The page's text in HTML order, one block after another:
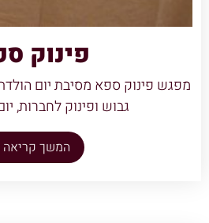
פינוק
מפגש פינוק ספא מסיבת יום
גבוש ופינוק לחברות,
המשך קריאה